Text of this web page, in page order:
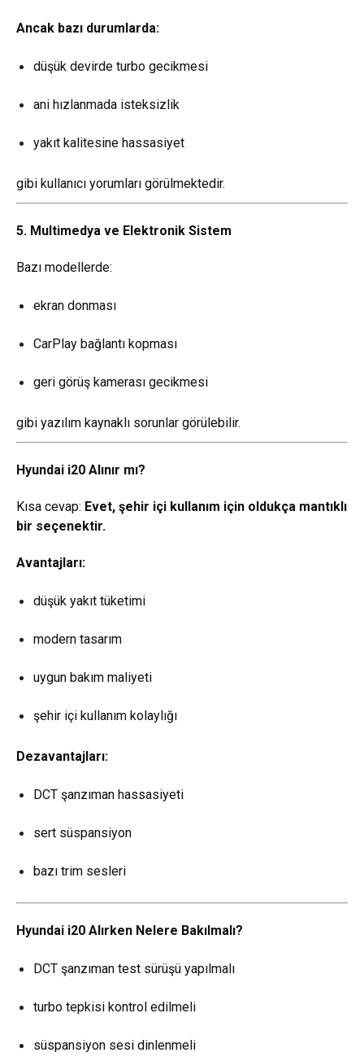
Ancak bazı durumlarda:
düşük devirde turbo gecikmesi
ani hızlanmada isteksizlik
yakıt kalitesine hassasiyet
gibi kullanıcı yorumları görülmektedir.
5. Multimedya ve Elektronik Sistem
Bazı modellerde:
ekran donması
CarPlay bağlantı kopması
geri görüş kamerası gecikmesi
gibi yazılım kaynaklı sorunlar görülebilir.
Hyundai i20 Alınır mı?
Kısa cevap: Evet, şehir içi kullanım için oldukça mantıklı
bir seçenektir.
Avantajları:
düşük yakıt tüketimi
modern tasarım
uygun bakım maliyeti
şehir içi kullanım kolaylığı
Dezavantajları:
DCT şanzıman hassasiyeti
sert süspansiyon
bazı trim sesleri
Hyundai i20 Alırken Nelere Bakılmalı?
DCT şanzıman test sürüşü yapılmalı
turbo tepkisi kontrol edilmeli
süspansiyon sesi dinlenmeli